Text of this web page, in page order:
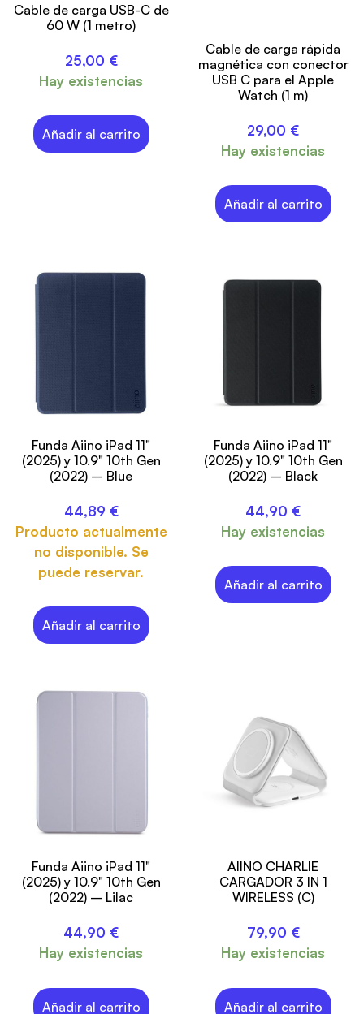
Cable de carga USB-C de
60 W (1 metro)
25,00 €
Hay existencias
Añadir al carrito
Cable de carga rápida
magnética con conector
USB C para el Apple
Watch (1 m)
29,00 €
Hay existencias
Añadir al carrito
Funda Aiino iPad 11"
(2025) y 10.9" 10th Gen
(2022) – Blue
44,89 €
Producto actualmente
no disponible. Se
puede reservar.
Añadir al carrito
Funda Aiino iPad 11"
(2025) y 10.9" 10th Gen
(2022) – Black
44,90 €
Hay existencias
Añadir al carrito
Funda Aiino iPad 11"
(2025) y 10.9" 10th Gen
(2022) – Lilac
44,90 €
Hay existencias
Añadir al carrito
AIINO CHARLIE
CARGADOR 3 IN 1
WIRELESS (C)
79,90 €
Hay existencias
Añadir al carrito